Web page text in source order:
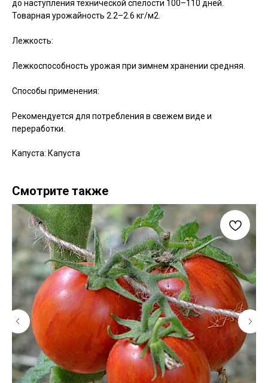
до наступления технической спелости 100–110 дней.
Товарная урожайность 2.2–2.6 кг/м2.
Лежкость:
Лежкоспособность урожая при зимнем хранении средняя.
Способы применения:
Рекомендуется для потребления в свежем виде и
переработки.
Капуста: Капуста
Смотрите также